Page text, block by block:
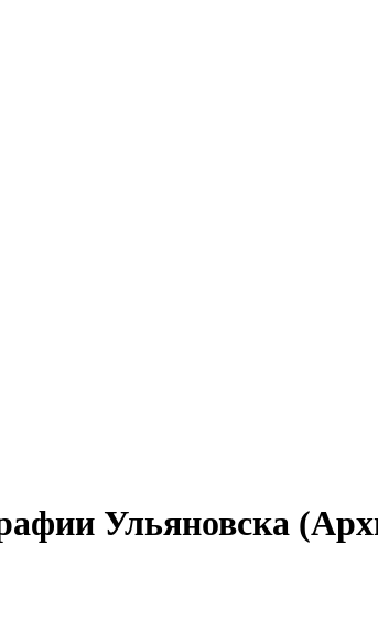
Ульяновска